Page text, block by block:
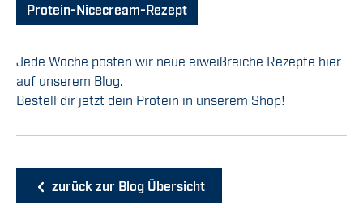
Protein-Nicecream-Rezept
Jede Woche posten wir neue eiweißreiche Rezepte hier
auf unserem Blog.
Bestell dir jetzt dein Protein in unserem Shop!
zurück zur Blog Übersicht